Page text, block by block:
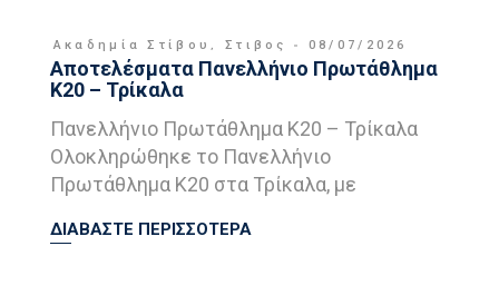
Ακαδημία Στίβου , Στιβος 08/07/2026
Αποτελέσματα Πανελλήνιο Πρωτάθλημα
Κ20 – Τρίκαλα
Πανελλήνιο Πρωτάθλημα Κ20 – Τρίκαλα
Ολοκληρώθηκε το Πανελλήνιο
Πρωτάθλημα Κ20 στα Τρίκαλα, με
ΔΙΑΒΑΣΤΕ ΠΕΡΙΣΣΟΤΕΡΑ